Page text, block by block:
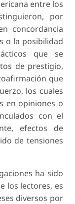
entre los
por
concordancia
o la posibilidad
que se
de prestigio,
que
los cuales
en opiniones o
con el
efectos de
de tensiones
ha sido
los lectores, es
diversos por